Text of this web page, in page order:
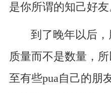
是你所谓的知己好友
到了晚年以后
质量而不是数量，
至有些pua自己的朋